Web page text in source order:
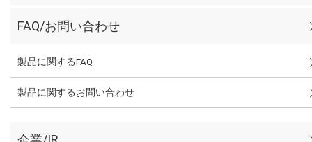
FAQ/お問い合わせ
製品に関するFAQ
製品に関するお問い合わせ